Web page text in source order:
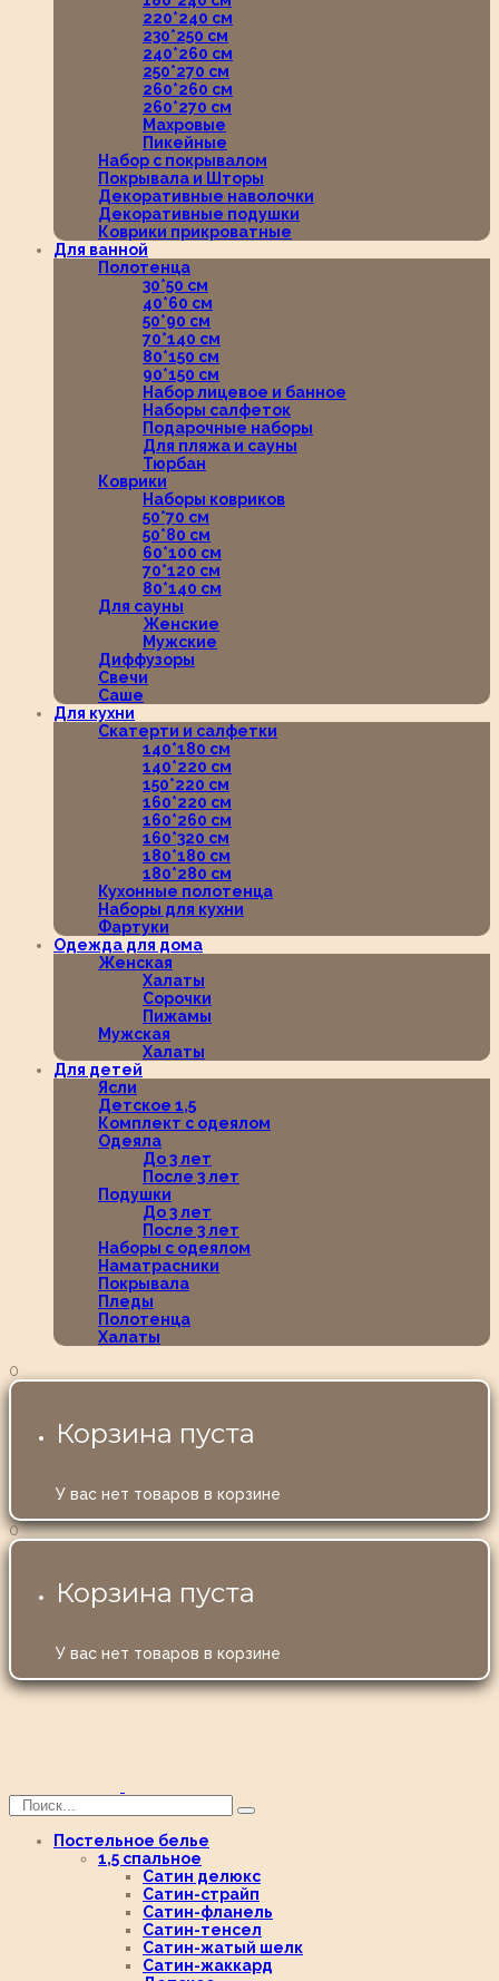
220*240 см
230*250 см
240*260 см
250*270 см
260*260 см
260*270 см
Махровые
Пикейные
Набор с покрывалом
Покрывала и Шторы
Декоративные наволочки
Декоративные подушки
Коврики прикроватные
Для ванной
Полотенца
30*50 см
40*60 см
50*90 см
70*140 см
80*150 см
90*150 см
Набор лицевое и банное
Наборы салфеток
Подарочные наборы
Для пляжа и сауны
Тюрбан
Коврики
Наборы ковриков
50*70 см
50*80 см
60*100 см
70*120 см
80*140 см
Для сауны
Женские
Мужские
Диффузоры
Свечи
Саше
Для кухни
Скатерти и салфетки
140*180 см
140*220 см
150*220 см
160*220 см
160*260 см
160*320 см
180*180 см
180*280 см
Кухонные полотенца
Наборы для кухни
Фартуки
Одежда для дома
Женская
Халаты
Сорочки
Пижамы
Мужская
Халаты
Для детей
Ясли
Детское 1,5
Комплект с одеялом
Одеяла
До 3 лет
После 3 лет
Подушки
До 3 лет
После 3 лет
Наборы с одеялом
Наматрасники
Покрывала
Пледы
Полотенца
Халаты
0
Корзина пуста
У вас нет товаров в корзине
0
Корзина пуста
У вас нет товаров в корзине
Постельное белье
1,5 спальное
Сатин делюкс
Сатин-страйп
Сатин-фланель
Сатин-тенсел
Сатин-жатый шелк
Сатин-жаккард